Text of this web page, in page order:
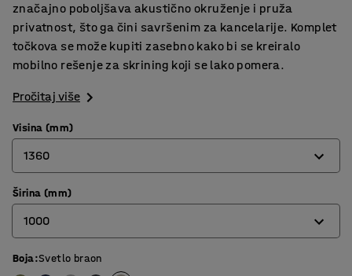
značajno poboljšava akustično okruženje i pruža
privatnost, što ga čini savršenim za kancelarije. Komplet
točkova se može kupiti zasebno kako bi se kreiralo
mobilno rešenje za skrining koji se lako pomera.
Pročitaj više
Visina (mm)
1360
1360
1700
Širina (mm)
1000
800
Boja:Svetlo braon